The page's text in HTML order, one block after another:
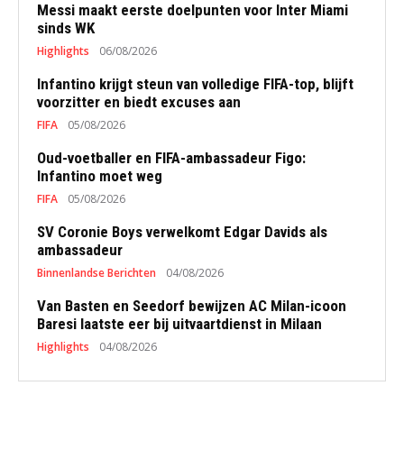
Messi maakt eerste doelpunten voor Inter Miami
sinds WK
Highlights 06/08/2026
Infantino krijgt steun van volledige FIFA-top, blijft
voorzitter en biedt excuses aan
FIFA 05/08/2026
Oud-voetballer en FIFA-ambassadeur Figo:
Infantino moet weg
FIFA 05/08/2026
SV Coronie Boys verwelkomt Edgar Davids als
ambassadeur
Binnenlandse Berichten 04/08/2026
Van Basten en Seedorf bewijzen AC Milan-icoon
Baresi laatste eer bij uitvaartdienst in Milaan
Highlights 04/08/2026